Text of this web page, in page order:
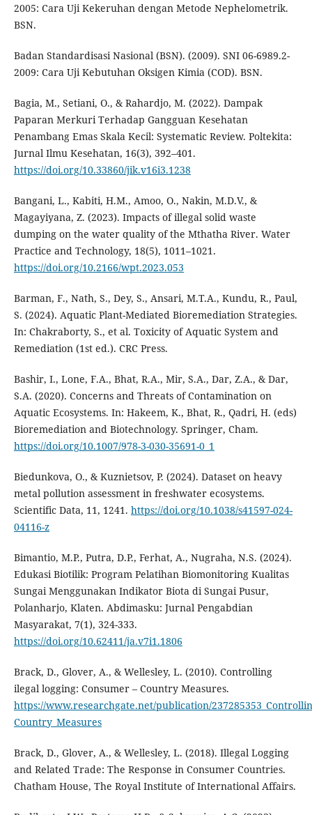
2005: Cara Uji Kekeruhan dengan Metode Nephelometrik.
BSN.
Badan Standardisasi Nasional (BSN). (2009). SNI 06-6989.2-
2009: Cara Uji Kebutuhan Oksigen Kimia (COD). BSN.
Bagia, M., Setiani, O., & Rahardjo, M. (2022). Dampak
Paparan Merkuri Terhadap Gangguan Kesehatan
Penambang Emas Skala Kecil: Systematic Review. Poltekita:
Jurnal Ilmu Kesehatan, 16(3), 392–401.
https://doi.org/10.33860/jik.v16i3.1238
Bangani, L., Kabiti, H.M., Amoo, O., Nakin, M.D.V., &
Magayiyana, Z. (2023). Impacts of illegal solid waste
dumping on the water quality of the Mthatha River. Water
Practice and Technology, 18(5), 1011–1021.
https://doi.org/10.2166/wpt.2023.053
Barman, F., Nath, S., Dey, S., Ansari, M.T.A., Kundu, R., Paul,
S. (2024). Aquatic Plant-Mediated Bioremediation Strategies.
In: Chakraborty, S., et al. Toxicity of Aquatic System and
Remediation (1st ed.). CRC Press.
Bashir, I., Lone, F.A., Bhat, R.A., Mir, S.A., Dar, Z.A., & Dar,
S.A. (2020). Concerns and Threats of Contamination on
Aquatic Ecosystems. In: Hakeem, K., Bhat, R., Qadri, H. (eds)
Bioremediation and Biotechnology. Springer, Cham.
https://doi.org/10.1007/978-3-030-35691-0_1
Biedunkova, O., & Kuznietsov, P. (2024). Dataset on heavy
metal pollution assessment in freshwater ecosystems.
Scientific Data, 11, 1241. https://doi.org/10.1038/s41597-024-
04116-z
Bimantio, M.P., Putra, D.P., Ferhat, A., Nugraha, N.S. (2024).
Edukasi Biotilik: Program Pelatihan Biomonitoring Kualitas
Sungai Menggunakan Indikator Biota di Sungai Pusur,
Polanharjo, Klaten. Abdimasku: Jurnal Pengabdian
Masyarakat, 7(1), 324-333.
https://doi.org/10.62411/ja.v7i1.1806
Brack, D., Glover, A., & Wellesley, L. (2010). Controlling
ilegal logging: Consumer – Country Measures.
https://www.researchgate.net/publication/
Country_Measures
Brack, D., Glover, A., & Wellesley, L. (2018). Illegal Logging
and Related Trade: The Response in Consumer Countries.
Chatham House, The Royal Institute of International Affairs.